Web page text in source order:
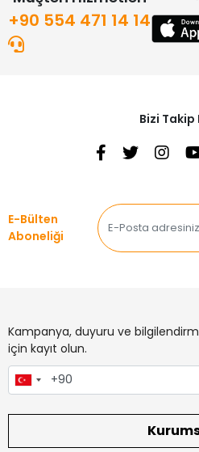
+90 554 471 14 14
Bizi Takip
E-Bülten
Aboneliği
Kampanya, duyuru ve
için kayıt olun.